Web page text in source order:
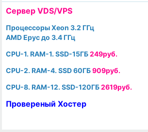
Cервер VDS/VPS
Процессоры Xeon 3.2 ГГц
AMD Epyc до 3.4 ГГц
CPU-1. RAM-1. SSD-15ГБ249руб.
CPU-2. RAM-4. SSD 60ГБ909руб.
CPU-8. RAM-12. SSD-120ГБ2619руб.
Провереный Хостер